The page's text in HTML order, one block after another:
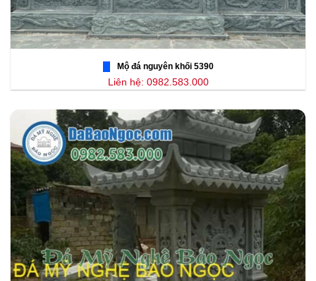
Mộ đá nguyên khối 5390
Liên hệ: 0982.583.000